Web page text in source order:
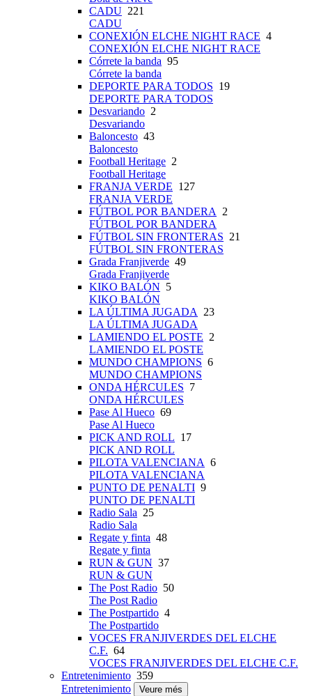
CADU 221
CADU
CONEXIÓN ELCHE NIGHT RACE 4
CONEXIÓN ELCHE NIGHT RACE
Córrete la banda 95
Córrete la banda
DEPORTE PARA TODOS 19
DEPORTE PARA TODOS
Desvariando 2
Desvariando
Baloncesto 43
Baloncesto
Football Heritage 2
Football Heritage
FRANJA VERDE 127
FRANJA VERDE
FÚTBOL POR BANDERA
2
FÚTBOL POR BANDERA
FÚTBOL SIN FRONTERAS 21
FÚTBOL SIN FRONTERAS
Grada Franjiverde 49
Grada Franjiverde
KIKO BALÓN 5
KIKO BALÓN
LA ÚLTIMA JUGADA
23
LA ÚLTIMA JUGADA
LAMIENDO EL POSTE 2
LAMIENDO EL POSTE
MUNDO CHAMPIONS 6
MUNDO CHAMPIONS
ONDA HÉRCULES 7
ONDA HÉRCULES
Pase Al Hueco 69
Pase Al Hueco
PICK AND ROLL 17
PICK AND ROLL
PILOTA VALENCIANA 6
PILOTA VALENCIANA
PUNTO DE PENALTI 9
PUNTO DE PENALTI
Radio Sala 25
Radio Sala
Regate y finta 48
Regate y finta
RUN & GUN 37
RUN & GUN
The Post Radio 50
The Post Radio
The Postpartido 4
The Postpartido
VOCES FRANJIVERDES DEL ELCHE
C.F. 64
VOCES FRANJIVERDES DEL ELCHE C.F.
Entretenimiento 359
Entretenimiento
Veure més